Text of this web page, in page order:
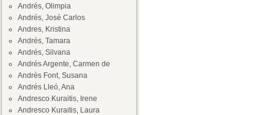
Andrés, Olimpia
Andrés, José Carlos
Andres, Kristina
Andrés, Tamara
Andrés, Silvana
Andrés Argente, Carmen de
Andrès Font, Susana
Andrés Lleó, Ana
Andresco Kuraitis, Irene
Andresco Kuraitis, Laura